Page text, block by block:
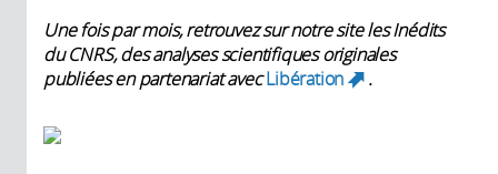
Une fois par mois, retrouvez sur notre site les Inédits
du CNRS, des analyses scientifiques originales
publiées en partenariat avecLibération .